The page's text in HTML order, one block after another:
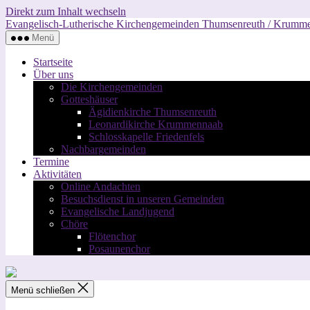
Direkt zum Inhalt wechseln
Evangelisch-Lutherische Kirchengemeinden Thumsenreuth /
Menü
Startseite
Über uns
Die Kirchengemeinden
Gotteshäuser
Ägidienkirche Thumsenreuth
Leonardikirche Krummennaab
Schlosskapelle Friedenfels
Nachbargemeinden
Termine
Aktivitäten
Online Andachten
Besuchsdienst in unseren Gemeinden
Evangelische Landjugend
Chöre
Flötenchor
Posaunenchor
Menü schließen